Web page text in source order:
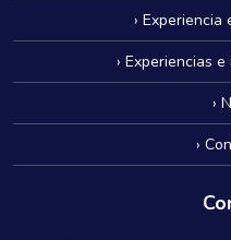
›
› Experiencias
›
›